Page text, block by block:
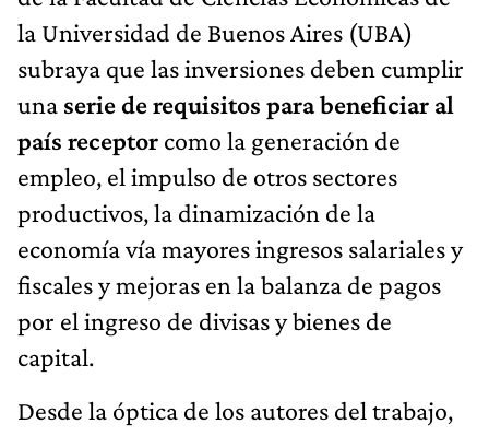
país receptor
como la generación de
empleo, el impulso de otros sectores
productivos, la dinamización de la
economía vía mayores ingresos salariales y
fiscales y mejoras en la balanza de pagos
por el ingreso de divisas y bienes de
capital.
Desde la óptica de los autores del trabajo,
elRégimen de Incentivo para Grandes
Inversiones (RIGI)
condiciones necesarias y enumera las cinco